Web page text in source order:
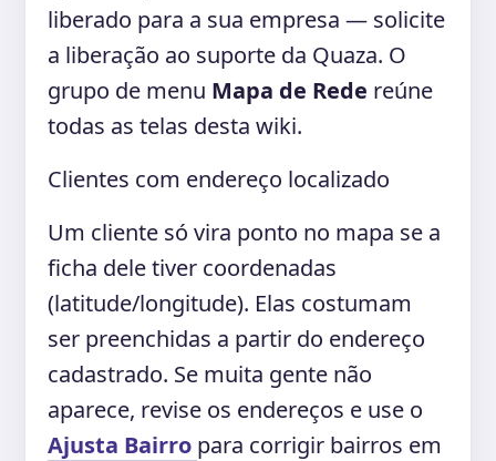
liberado para a sua empresa — solicite
a liberação ao suporte da Quaza. O
grupo de menu Mapa de Rede reúne
todas as telas desta wiki.
Clientes com endereço localizado
Um cliente só vira ponto no mapa se a
ficha dele tiver coordenadas
(latitude/longitude). Elas costumam
ser preenchidas a partir do endereço
cadastrado. Se muita gente não
aparece, revise os endereços e use o
Ajusta Bairro para corrigir bairros em